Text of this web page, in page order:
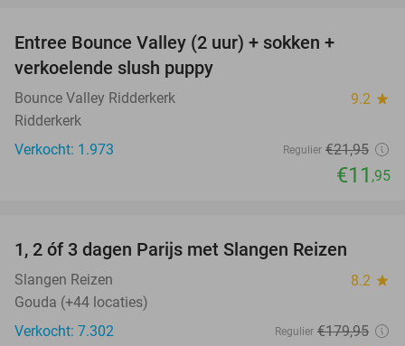
Entree Bounce Valley (2 uur) + sokken +
verkoelende slush puppy
Bounce Valley Ridderkerk 9.2 star
Ridderkerk
Verkocht: 1.973
Regulier €21,95
€11 ,95
1, 2 óf 3 dagen Parijs met Slangen Reizen
Slangen Reizen 8.2 star
Gouda (+44 locaties)
Verkocht: 7.302
Regulier €179,95